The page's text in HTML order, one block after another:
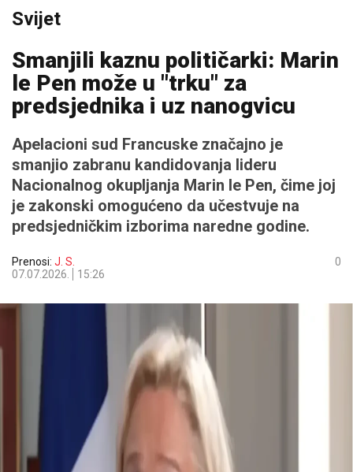
Svijet
Smanjili kaznu političarki: Marin
le Pen može u "trku" za
predsjednika i uz nanogvicu
Apelacioni sud Francuske značajno je
smanjio zabranu kandidovanja lideru
Nacionalnog okupljanja Marin le Pen, čime joj
je zakonski omogućeno da učestvuje na
predsjedničkim izborima naredne godine.
Prenosi: J. S.
07.07.2026.
15:26
0